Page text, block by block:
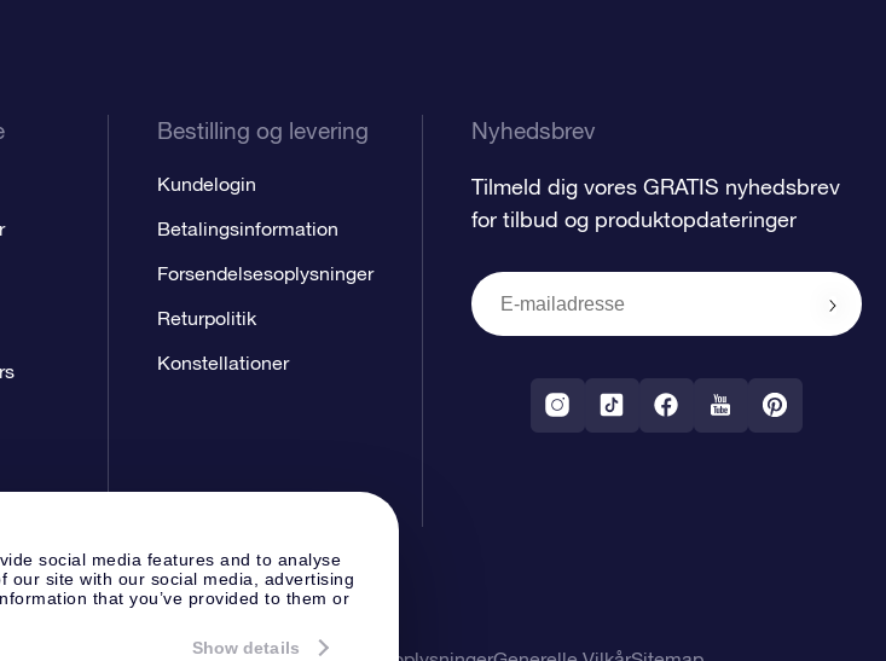
social media features and to analyse
our site with our social media, advertising
that you’ve provided to them or
Show details
Bestilling og levering
Kundelogin
Betalingsinformation
Forsendelsesoplysninger
Returpolitik
Konstellationer
Nyhedsbrev
Tilmeld dig vores GRATIS nyhedsbrev
for tilbud og produktopdateringer